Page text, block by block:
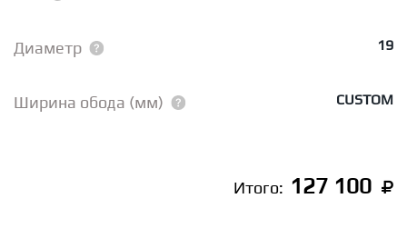
Диаметр 19
Ширина обода (мм) CUSTOM
Итого: 127 100